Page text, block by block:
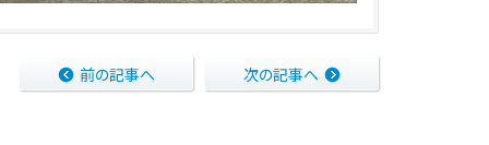
次の記事へ
前の記事へ